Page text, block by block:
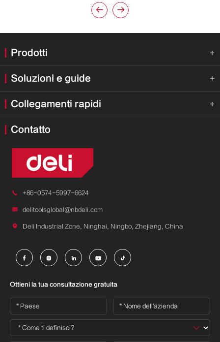
 
Prodotti 
Soluzioni e guide 
Collegamenti rapidi 
Contatto
 +86-0574-5997-6624
 delitoolsglobal@nbdeli.com
 Deli Industrial Zone, Ninghai, Ningbo, Zhejiang, China
    
Ottieni la tua consultazione gratuita